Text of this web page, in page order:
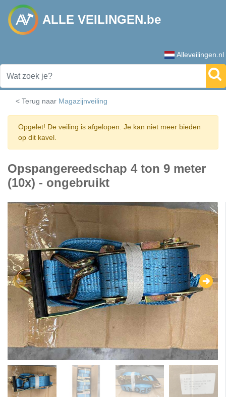
ALLE VEILINGEN.be
Alleveilingen.nl
< Terug naar Magazijnveiling
Opgelet! De veiling is afgelopen. Je kan niet meer bieden
op dit kavel.
Opspangereedschap 4 ton 9 meter
(10x) - ongebruikt